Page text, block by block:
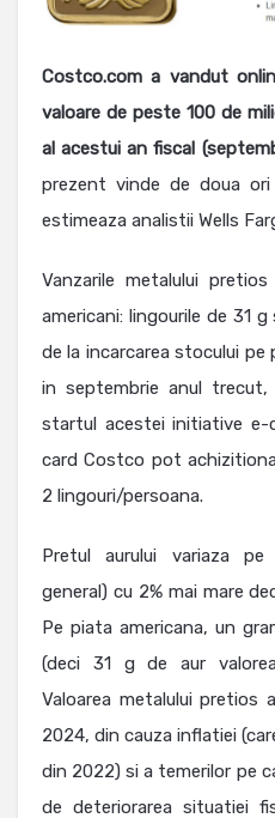
Costco.com a vandut
valoare de peste 100 de
al acestui an fiscal
prezent vinde de doua
estimeaza analistii Wells
Vanzarile metalului
americani: lingourile de 31
de la incarcarea stocului
in septembrie anul
startul acestei initiative e-
card Costco pot
2 lingouri/persoana.
Pretul aurului variaza
general) cu 2% mai mare
Pe piata americana, un
(deci 31 g de aur
Valoarea metalului pretios
2024, din cauza inflatiei
din 2022) si a temerilor pe
de deteriorarea situatiei